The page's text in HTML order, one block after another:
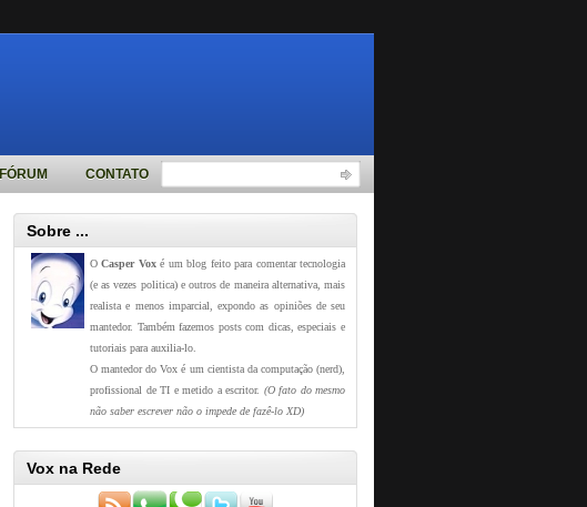
FÓRUM CONTATO
Sobre ...
OCasper Voxé um blog feito para comentar tecnologia
(e as vezes politica) e outros de maneira alternativa, mais
realista e menos imparcial, expondo as opiniões de seu
mantedor. Também fazemos posts com dicas, especiais e
tutoriais para auxilia-lo.
O mantedor do Vox é um cientista da computação (nerd),
profissional de TI e metido a escritor. (O fato do mesmo
não saber escrever não o impede de fazê-lo XD)
Vox na Rede